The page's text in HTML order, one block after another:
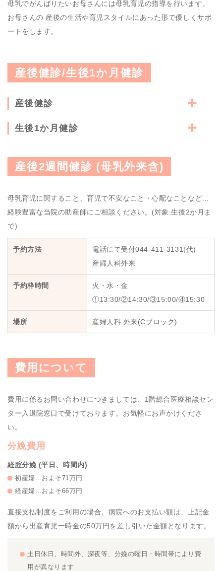
母乳でがんばりたいお母さんには母乳育児の指導を行います。
お母さんの 産後の生活や育児スタイルにあった形で優しくサポ
ートをします。
産後健診/生後1か月健診
産後健診
生後1か月健診
産後2週間健診 (母乳外来含)
母乳育児に関すること、育児で不安なこと・心配なことなど...
経験豊富な当院の助産師にご相談ください。(対象:生後2か月ま
で)
予約方法
電話にて受付044-411-3131(代)
産婦人科外来
予約枠時間
火・水・金
①13:30/②14:30/③15:00/④15:30
場所 産婦人科 外来(Cブロック)
費用について
費用に係るお問い合わせにつきましては、1階総合医療相談セン
ター入退院窓口で受けております。お気軽にお声かけくださ
い。
分娩費用
経腟分娩 (平日、時間内)
初産婦…およそ71万円
経産婦…およそ66万円
直接支払制度をご利用の場合、病院へのお支払い額は、上記金
額から出産育児一時金の50万円を差し引いた金額となります。
土日休日、時間外、深夜等、分娩の曜日・時間帯により費
用が異なります